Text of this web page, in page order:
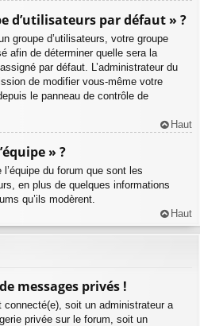
d’utilisateurs par défaut » ?
groupe d’utilisateurs, votre groupe
afin de déterminer quelle sera la
par défaut. L’administrateur du
de modifier vous-même votre
le panneau de contrôle de
Haut
» ?
du forum que sont les
en plus de quelques informations
qu’ils modèrent.
Haut
messages privés !
soit un administrateur a
privée sur le forum, soit un